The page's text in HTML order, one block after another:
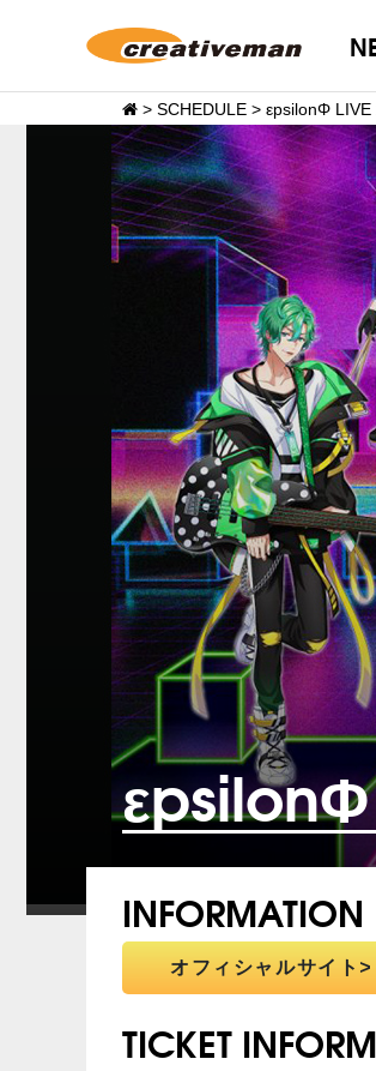
> SCHEDULE > εpsilonΦ
εpsilonΦ
INFORMATION
オフィシャルサイト
TICKET